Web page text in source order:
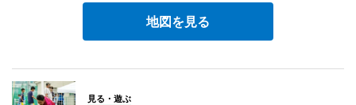
地図を見る
見る・遊ぶ